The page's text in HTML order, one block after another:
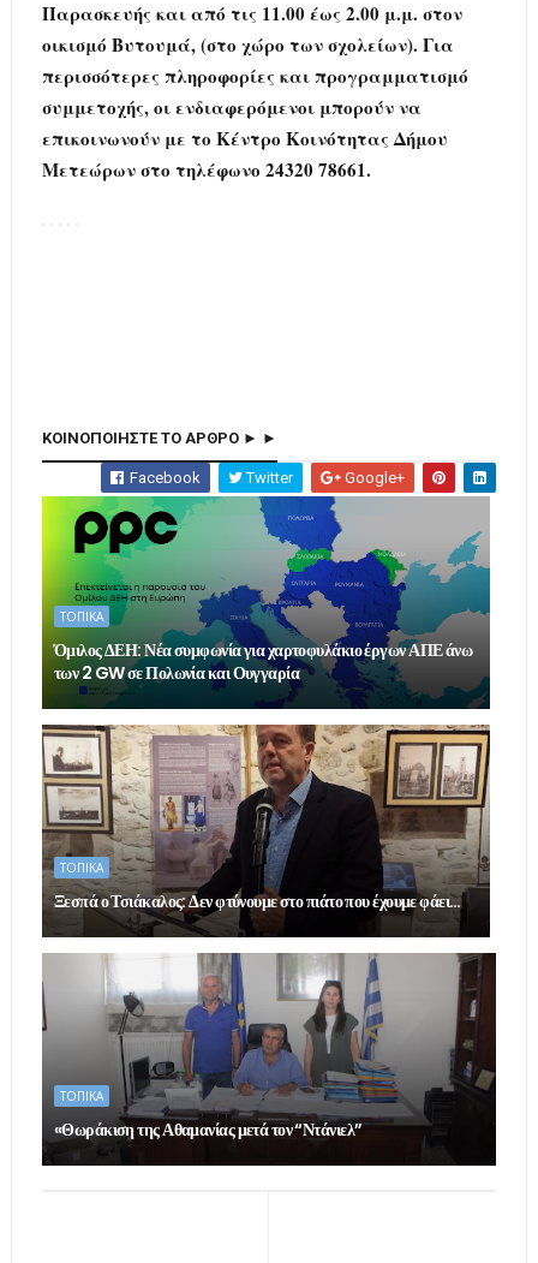
Παρασκευής και από τις 11.00 έως 2.00 μ.μ. στον
οικισμό Βυτουμά, (στο χώρο των σχολείων). Για
περισσότερες πληροφορίες και προγραμματισμό
συμμετοχής, οι ενδιαφερόμενοι μπορούν να
επικοινωνούν με το Κέντρο Κοινότητας Δήμου
Μετεώρων στο τηλέφωνο 24320 78661.
ΚΟΙΝΟΠΟΙΗΣΤΕ ΤΟ ΑΡΘΡΟ ► ►
Facebook Twitter Google+
ΤΟΠΙΚΑ
Όμιλος ΔΕΗ: Νέα συμφωνία για χαρτοφυλάκιο έργων ΑΠΕ άνω
των 2 GW σε Πολωνία και Ουγγαρία
ΤΟΠΙΚΑ
Ξεσπά ο Τσιάκαλος: Δεν φτύνουμε στο πιάτο που έχουμε φάει…
ΤΟΠΙΚΑ
«Θωράκιση της Αθαμανίας μετά τον “Ντάνιελ”